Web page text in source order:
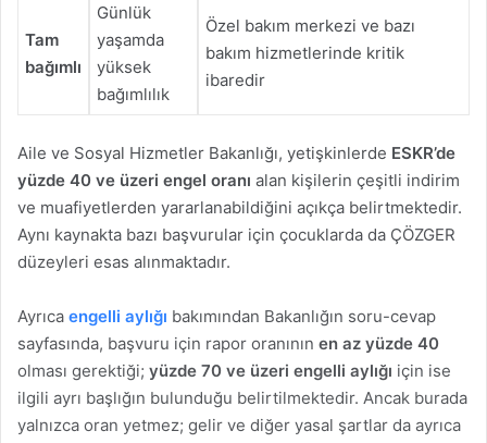
Tam
bağımlı
Günlük
yaşamda
yüksek
bağımlılık
Özel bakım merkezi ve bazı
bakım hizmetlerinde kritik
ibaredir
Aile ve Sosyal Hizmetler Bakanlığı, yetişkinlerde ESKR’de
yüzde 40 ve üzeri engel oranı alan kişilerin çeşitli indirim
ve muafiyetlerden yararlanabildiğini açıkça belirtmektedir.
Aynı kaynakta bazı başvurular için çocuklarda da ÇÖZGER
düzeyleri esas alınmaktadır.
Ayrıca engelli aylığı bakımından Bakanlığın soru-cevap
sayfasında, başvuru için rapor oranının en az yüzde 40
olması gerektiği; yüzde 70 ve üzeri engelli aylığı için ise
ilgili ayrı başlığın bulunduğu belirtilmektedir. Ancak burada
yalnızca oran yetmez; gelir ve diğer yasal şartlar da ayrıca